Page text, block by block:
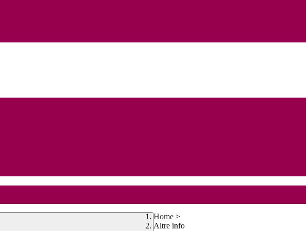
Home >
Altre info